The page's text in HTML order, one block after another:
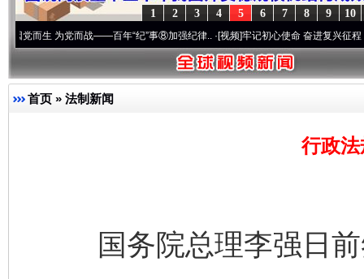
10
9
8
7
6
5
4
3
2
1
为党而战——百年“纪”事⑧加强纪律..·[视频]牢记初心使命 奋进复兴征程丨“转折之城
首页 » 法制新闻
行政
国务院总理李强日前